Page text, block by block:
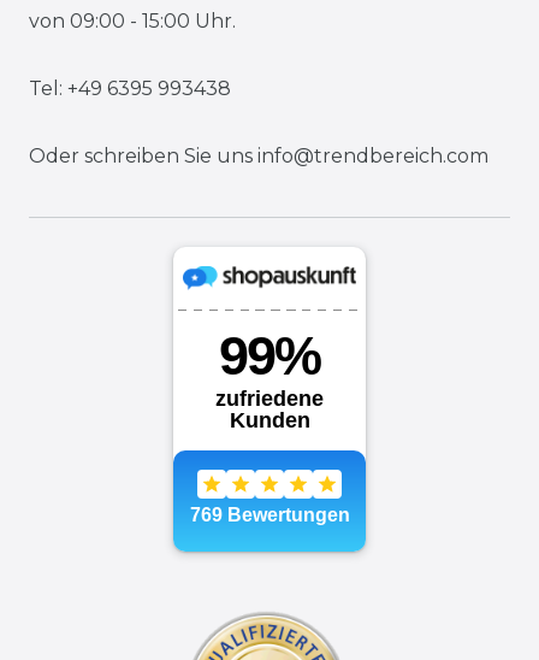
von 09:00 - 15:00 Uhr.
Tel: +49 6395 993438
Oder schreiben Sie uns info@trendbereich.com